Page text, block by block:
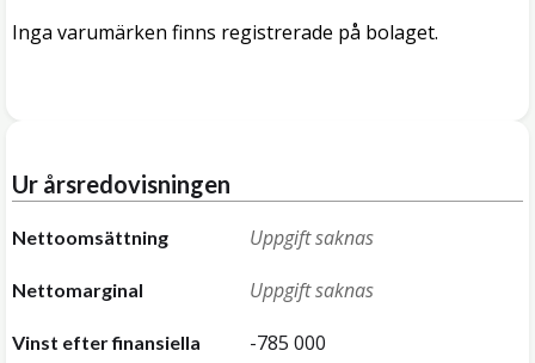
Inga varumärken finns registrerade på bolaget.
Ur årsredovisningen
Nettoomsättning Uppgift saknas
Nettomarginal Uppgift saknas
Vinst efter finansiella
-785 000